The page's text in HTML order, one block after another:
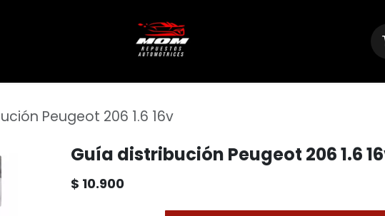
Peugeot 206 1.6 16v
Guía distribución Peugeot 206 1.6
$ 10.900